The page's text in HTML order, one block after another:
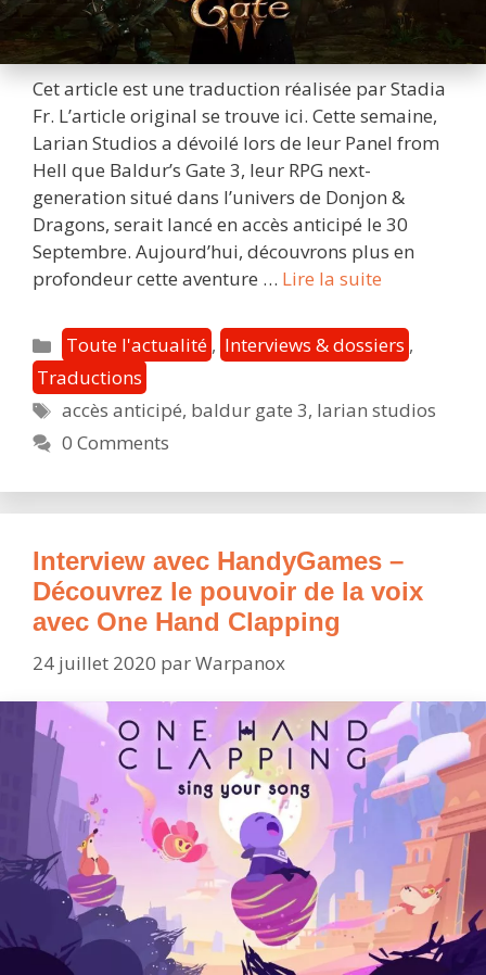
Cet article est une traduction réalisée par Stadia
Fr. L’article original se trouve ici. Cette semaine,
Larian Studios a dévoilé lors de leur Panel from
Hell que Baldur’s Gate 3, leur RPG next-
generation situé dans l’univers de Donjon &
Dragons, serait lancé en accès anticipé le 30
Septembre. Aujourd’hui, découvrons plus en
profondeur cette aventure … Lire la suite
Larian
Studios
Baldur’s
le
30
sur
Stadia
Catégories
Toute l'actualité , Interviews & dossiers ,
Traductions
Étiquettes
accès anticipé, baldur gate 3, larian studios
0 Comments
Interview avec HandyGames –
Découvrez le pouvoir de la voix
avec One Hand Clapping
24 juillet 2020 parWarpanox